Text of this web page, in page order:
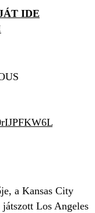
IDE
a Kansas City
Los Angeles